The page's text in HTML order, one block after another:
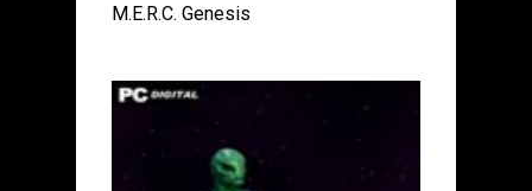
M.E.R.C. Genesis